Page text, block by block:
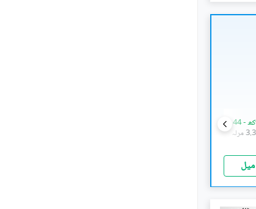
-85.44 لاکھ
3.3 مرلہ